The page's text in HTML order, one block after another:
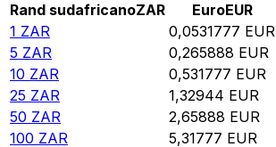
Rand sudafricanoZAR EuroEUR
1 ZAR 0,0531777 EUR
5 ZAR 0,265888 EUR
10 ZAR 0,531777 EUR
25 ZAR 1,32944 EUR
50 ZAR 2,65888 EUR
100 ZAR 5,31777 EUR